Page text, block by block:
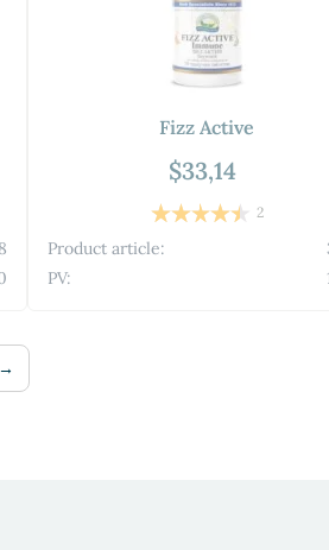
Fizz Active
$33,14
2
Product article:
PV:
→